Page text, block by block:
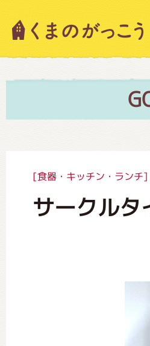
[食器・キッチン・ランチ]
サークルタ
キャラクター
絵本・作家紹
グッズインフ